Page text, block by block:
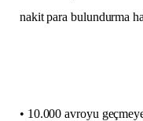
nakit para bulundurma
• 10.000 avroyu